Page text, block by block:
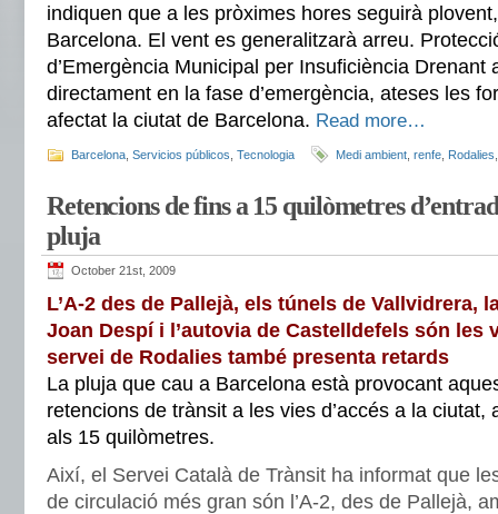
indiquen que a les pròximes hores seguirà
Barcelona. El vent es generalitzarà arreu.
d’Emergència Municipal per Insuficiència Drenant
directament en la fase d’emergència, ateses les
afectat la ciutat de Barcelona. Read more…
Barcelona Servicios públicos Tecnologia Medi ambient renfe Rodalies
Retencions de fins a 15 quilòmetres
pluja
October 21st, 2009
L’A-2 des de Pallejà, els túnels de Vallvidrera,
Joan Despí i l’autovia de Castelldefels són les
servei de Rodalies també presenta retards
La pluja que cau a Barcelona està provocant
retencions de trànsit a les vies d’accés a la ciutat,
als 15 quilòmetres.
Així, el Servei Català de Trànsit ha informat que
de circulació més gran són l’A-2, des de Pallejà,